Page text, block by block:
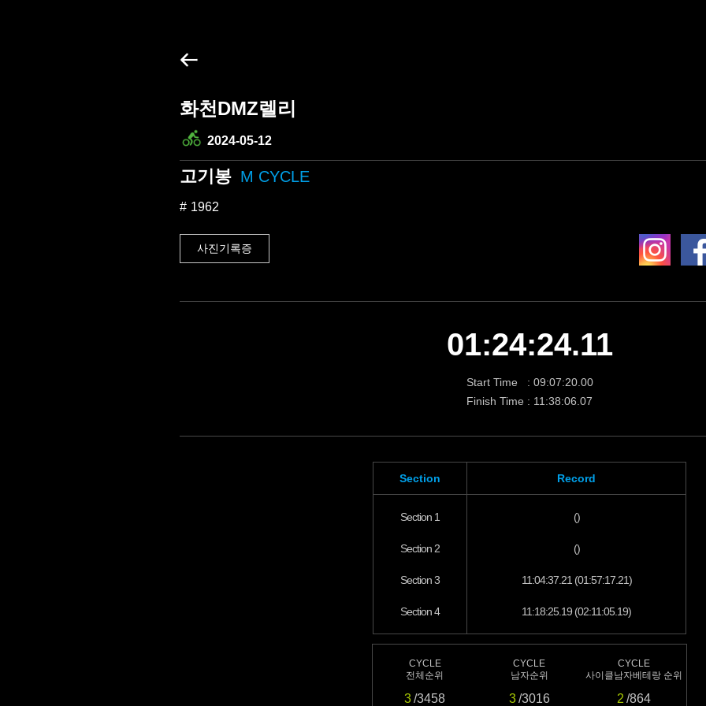
화천DMZ렐리
2024-05-12
고기봉 M CYCLE
1962
사진기록증
01:24:24.11
Start Time : 09:07:20.00
Finish Time : 11:38:06.07
Section Record
Section 1 ()
Section 2 ()
Section 3 11:04:37.21 (01:57:17.21)
Section 4 11:18:25.19 (02:11:05.19)
CYCLE
전체순위
3/3458
CYCLE
남자순위
3/3016
CYCLE
사이클남자베테랑 순위
2 /864